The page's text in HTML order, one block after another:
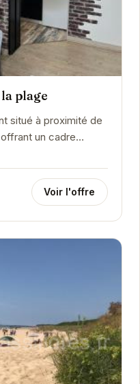
plage
situé à proximité de
un cadre
famille ou entre
Voir l'offre